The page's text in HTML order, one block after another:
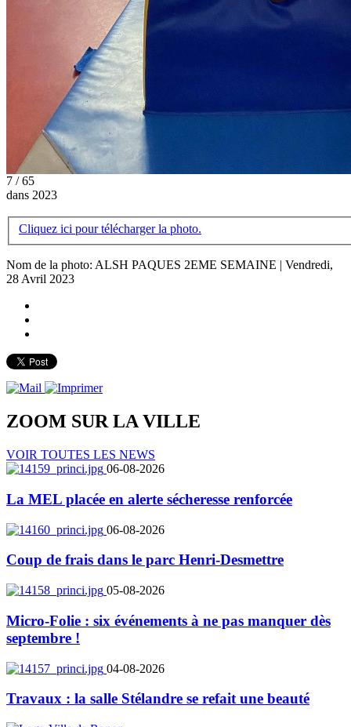
7 / 65
dans 2023
Cliquez ici pour télécharger la photo.
Nom de la photo: ALSH PAQUES 2EME SEMAINE | Vendredi,
28 Avril 2023
ZOOM SUR LAVILLE
VOIR TOUTES LES NEWS
06-08-2026
La MEL placée en alerte sécheresse renforcée
06-08-2026
Coup de frais dans le parc Henri-Desmettre
05-08-2026
Micro-Folie : six événements à ne pas manquer dès
septembre !
04-08-2026
Travaux : la salle Stélandre se refait une beauté